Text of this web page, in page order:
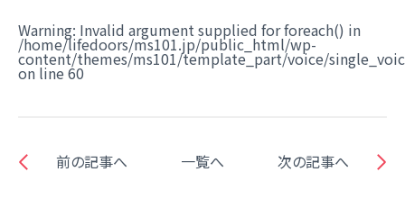
Warning: Invalid argument supplied for foreach() in
/home/lifedoors/ms101.jp/public_html/wp-
content/themes/ms101/template_part/voice/
on line 60
前の記事へ 一覧へ 次の記事へ